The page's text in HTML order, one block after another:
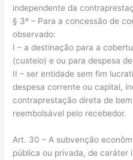
independente da
§ 3º – Para a concessão de
observado:
I – a destinação para a
(custeio) e ou para despesa
II – ser entidade sem fim
despesa corrente ou capital,
contraprestação direta de
reembolsável pelo recebedor.
Art. 30 – A subvenção
pública ou privada, de caráter